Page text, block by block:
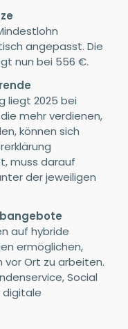
angepasst. Die
nun bei 556 €.
liegt 2025 bei
mehr verdienen,
können sich
muss darauf
der jeweiligen
auf hybride
ermöglichen,
Ort zu arbeiten.
Social
digitale